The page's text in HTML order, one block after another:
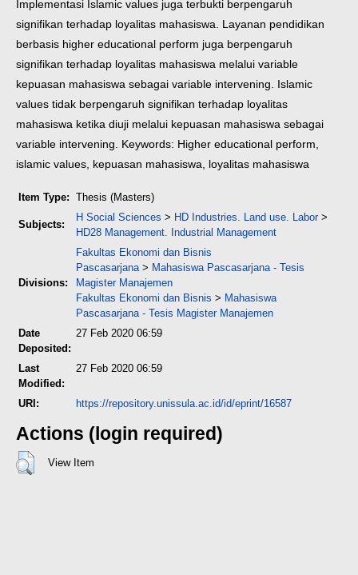
Implementasi Islamic values juga terbukti berpengaruh
signifikan terhadap loyalitas mahasiswa. Layanan pendidikan
berbasis higher educational perform juga berpengaruh
signifikan terhadap loyalitas mahasiswa melalui variable
kepuasan mahasiswa sebagai variable intervening. Islamic
values tidak berpengaruh signifikan terhadap loyalitas
mahasiswa ketika diuji melalui kepuasan mahasiswa sebagai
variable intervening. Keywords: Higher educational perform,
islamic values, kepuasan mahasiswa, loyalitas mahasiswa
Item Type: Thesis (Masters)
Subjects:
H Social Sciences > HD Industries. Land use. Labor>
HD28 Management. Industrial Management
Divisions:
Fakultas Ekonomi dan Bisnis
Pascasarjana > Mahasiswa Pascasarjana - Tesis
Magister Manajemen
Fakultas Ekonomi dan Bisnis > Mahasiswa
Pascasarjana - Tesis Magister Manajemen
Date
Deposited:
27 Feb 2020 06:59
Last
Modified:
27 Feb 2020 06:59
URI: https://repository.unissula.ac.id/id/eprint/16587
Actions (login required)
View Item